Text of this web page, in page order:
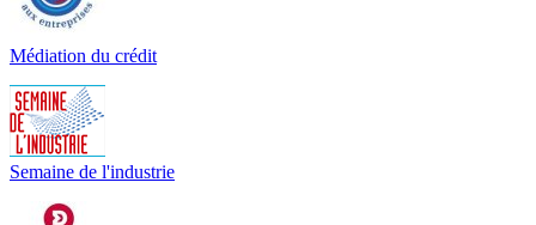
Médiation du crédit
Semaine de l'industrie